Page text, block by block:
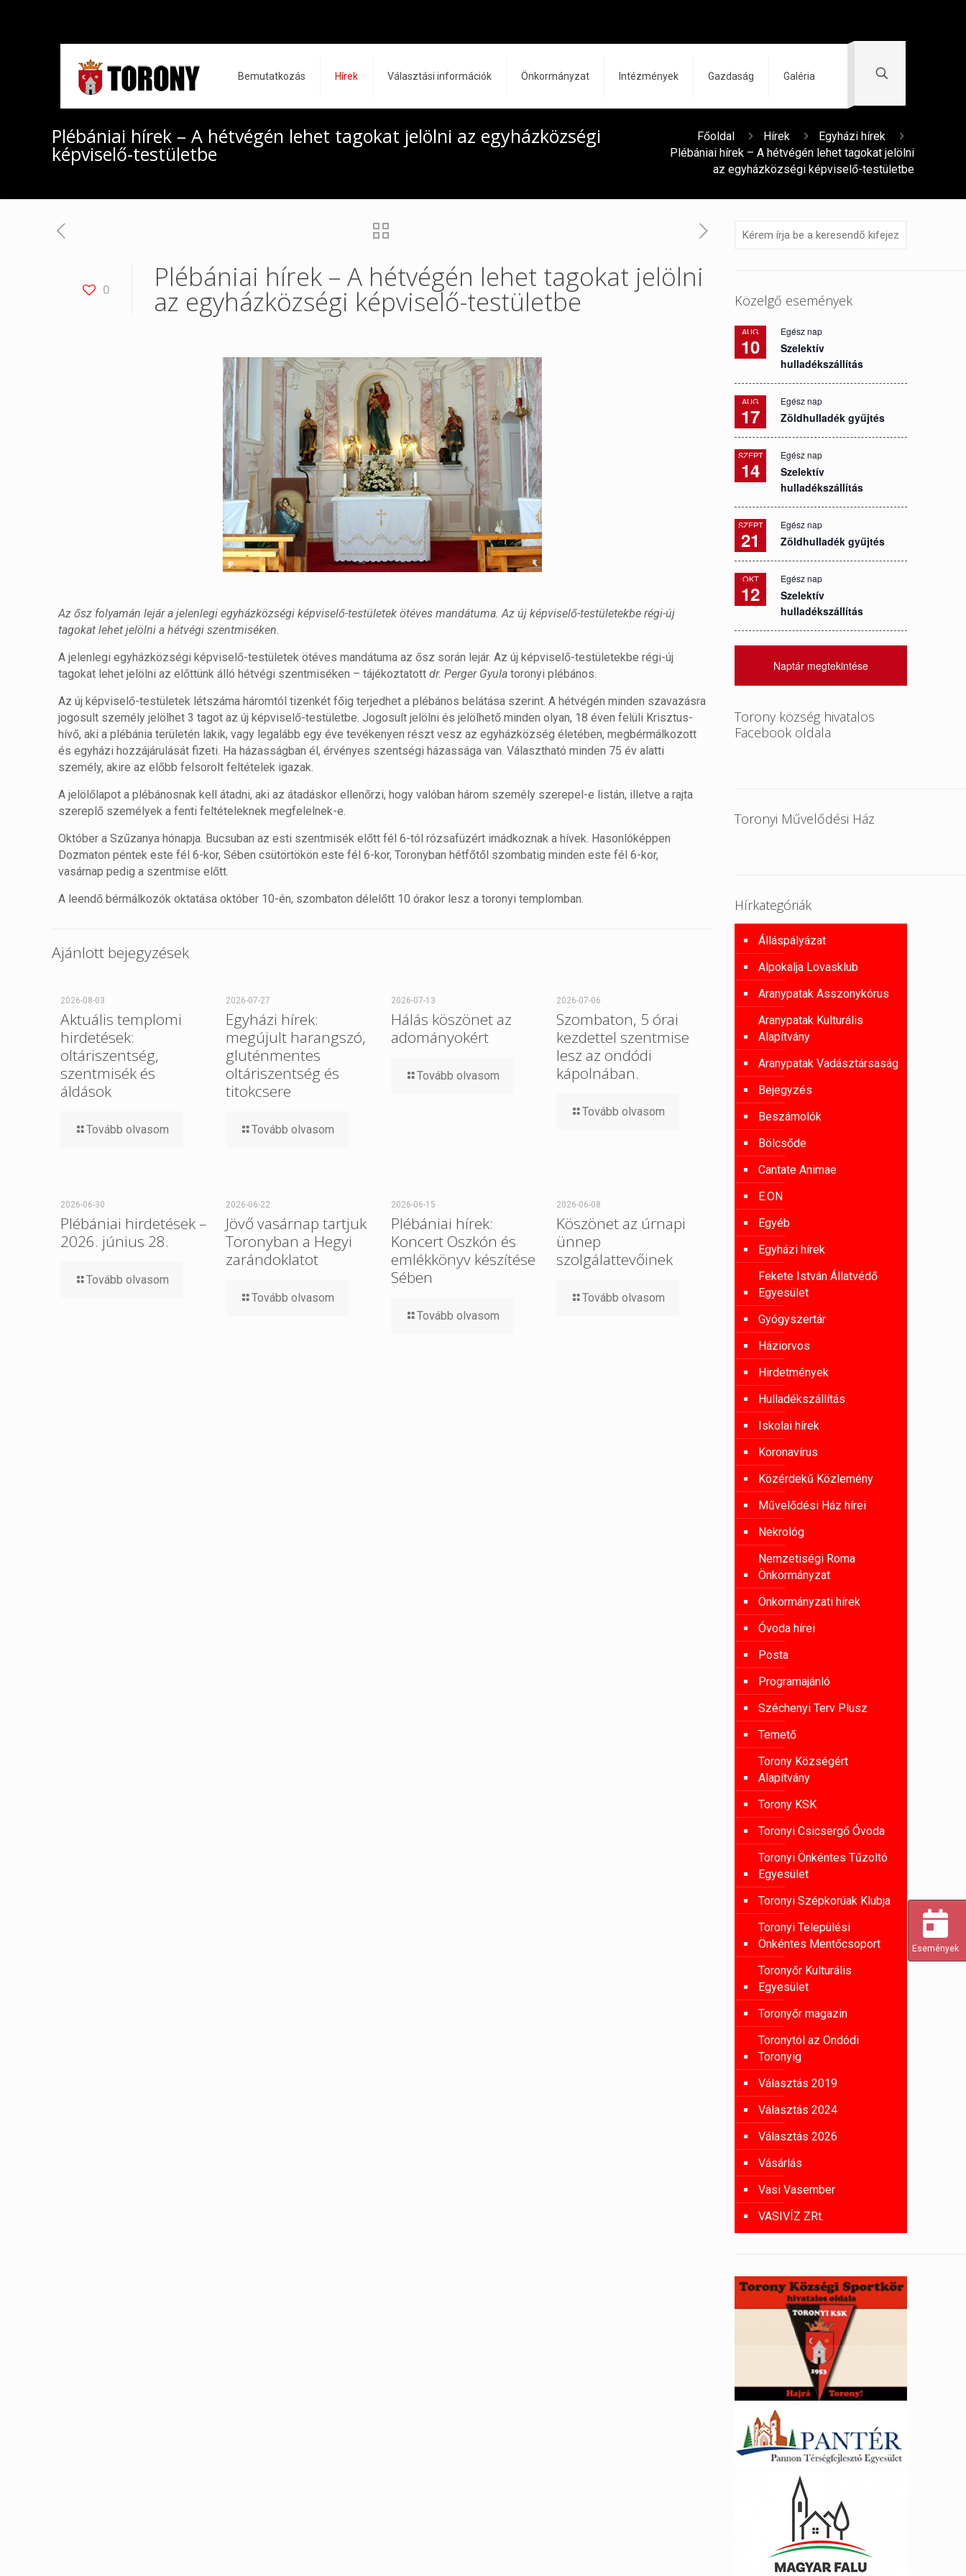
Bemutatkozás Hírek Választási információk Önkormányzat Intézmények Gazdaság Galéria
Plébániai hírek – A hétvégén lehet tagokat jelölni az egyházközségi
képviselő-testületbe
Főoldal Hírek
Egyházi hírek
Plébániai hírek – A hétvégén lehet tagokat jelölni
az egyházközségi képviselő-testületbe
0 Plébániai hírek – A hétvégén lehet tagokat jelölni
az egyházközségi képviselő-testületbe
Az ősz folyamán lejár a jelenlegi egyházközségi képviselő-testületek ötéves mandátuma. Az új képviselő-testületekbe régi-új
tagokat lehet jelölni a hétvégi szentmiséken.
A jelenlegi egyházközségi képviselő-testületek ötéves mandátuma az ősz során lejár. Az új képviselő-testületekbe régi-új
tagokat lehet jelölni az előttünk álló hétvégi szentmiséken – tájékoztatottdr. Perger Gyula toronyi plébános.
Az új képviselő-testületek létszáma háromtól tizenkét főig terjedhet a plébános belátása szerint. A hétvégén minden szavazásra
jogosult személy jelölhet 3 tagot az új képviselő-testületbe. Jogosult jelölni és jelölhető minden olyan, 18 éven felüli Krisztus-
hívő, aki a plébánia területén lakik, vagy legalább egy éve tevékenyen részt vesz az egyházközség életében, megbérmálkozott
és egyházi hozzájárulását fizeti. Ha házasságban él, érvényes szentségi házassága van. Választható minden 75 év alatti
személy, akire az előbb felsorolt feltételek igazak.
A jelölőlapot a plébánosnak kell átadni, aki az átadáskor ellenőrzi, hogy valóban három személy szerepel-e listán, illetve a rajta
szereplő személyek a fenti feltételeknek megfelelnek-e.
Október a Szűzanya hónapja. Bucsuban az esti szentmisék előtt fél 6-tól rózsafüzért imádkoznak a hívek. Hasonlóképpen
Dozmaton péntek este fél 6-kor, Sében csütörtökön este fél 6-kor, Toronyban hétfőtől szombatig minden este fél 6-kor,
vasárnap pedig a szentmise előtt.
A leendő bérmálkozók oktatása október 10-én, szombaton délelőtt 10 órakor lesz a toronyi templomban.
Ajánlott bejegyzések
2026-08-03
Aktuális templomi
hirdetések:
oltáriszentség,
szentmisék és
áldások
Tovább olvasom
2026-07-27
Egyházi hírek:
megújult harangszó,
gluténmentes
oltáriszentség és
titokcsere
Tovább olvasom
2026-07-13
Hálás köszönet az
adományokért
Tovább olvasom
2026-07-06
Szombaton, 5 órai
kezdettel szentmise
lesz az ondódi
kápolnában.
Tovább olvasom
2026-06-30
Plébániai hirdetések –
2026. június 28.
Tovább olvasom
2026-06-22
Jövő vasárnap tartjuk
Toronyban a Hegyi
zarándoklatot
Tovább olvasom
2026-06-15
Plébániai hírek:
Koncert Oszkón és
emlékkönyv készítése
Sében
Tovább olvasom
2026-06-08
Köszönet az úrnapi
ünnep
szolgálattevőinek
Tovább olvasom
Közelgő események
AUG
10
Egész nap
Szelektív
hulladékszállítás
AUG
17
Egész nap
Zöldhulladék gyűjtés
SZEPT
14
Egész nap
Szelektív
hulladékszállítás
SZEPT
21
Egész nap
Zöldhulladék gyűjtés
OKT
12
Egész nap
Szelektív
hulladékszállítás
Naptár megtekintése
Torony község hivatalos
Facebook oldala
Toronyi Művelődési Ház
Hírkategóriák
Álláspályázat
Alpokalja Lovasklub
Aranypatak Asszonykórus
Aranypatak Kulturális
Alapítvány
Aranypatak Vadásztársaság
Bejegyzés
Beszámolók
Bölcsőde
Cantate Animae
E.ON
Egyéb
Egyházi hírek
Fekete István Állatvédő
Egyesület
Gyógyszertár
Háziorvos
Hirdetmények
Hulladékszállítás
Iskolai hírek
Koronavírus
Közérdekű Közlemény
Művelődési Ház hírei
Nekrológ
Nemzetiségi Roma
Önkormányzat
Önkormányzati hírek
Óvoda hírei
Posta
Programajánló
Széchenyi Terv Plusz
Temető
Torony Községért
Alapítvány
Torony KSK
Toronyi Csicsergő Óvoda
Toronyi Önkéntes Tűzoltó
Egyesület
Toronyi Szépkorúak Klubja
Toronyi Települési
Önkéntes Mentőcsoport
Toronyőr Kulturális
Egyesület
Toronyőr magazin
Toronytól az Ondódi
Toronyig
Választás 2019
Választás 2024
Választás 2026
Vásárlás
Vasi Vasember
VASIVÍZ ZRt.
Események